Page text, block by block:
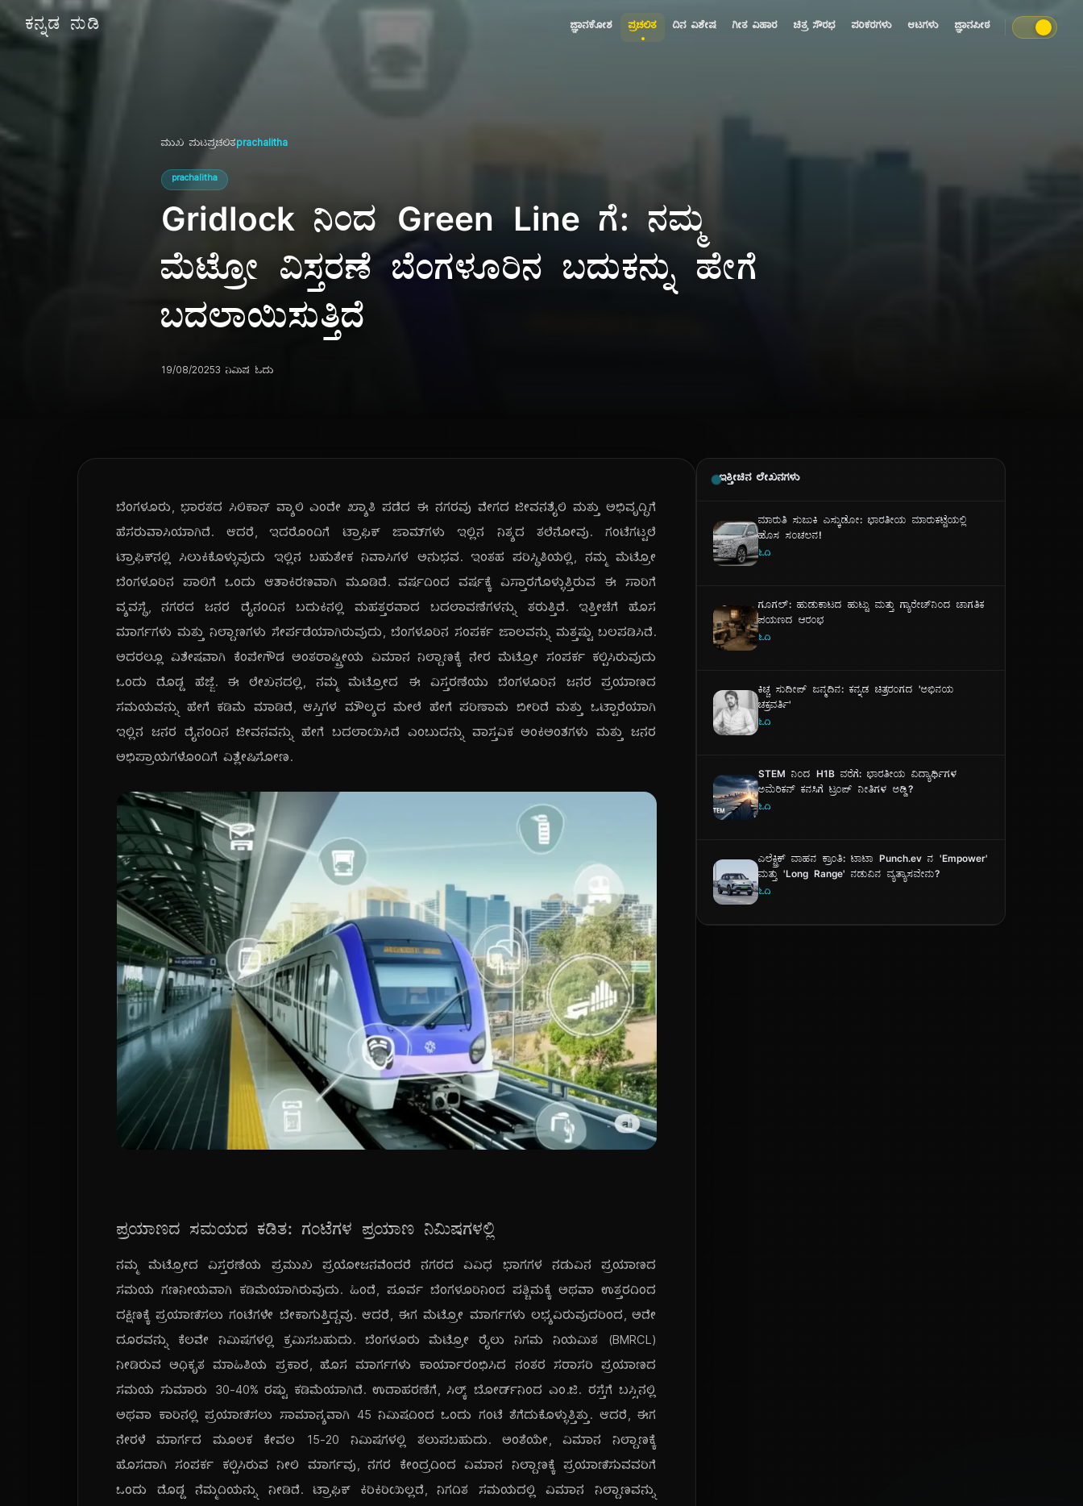
ಕನ್ನಡ ನುಡಿ ಜ್ಞಾನಕೋಶ ಪ್ರಚಲಿತ ದಿನ ವಿಶೇಷ ಗೀತ ವಿಹಾರ ಚಿತ್ರ ಸೌರಭ ಪರಿಕರಗಳು ಆಟಗಳು ಜ್ಞಾನಪೀಠ
ಮುಖ ಪುಟಪ್ರಚಲಿತprachalitha
prachalitha
Gridlock ನಿಂದ Green Line ಗೆ: ನಮ್ಮ
ಮೆಟ್ರೋ ವಿಸ್ತರಣೆ ಬೆಂಗಳೂರಿನ ಬದುಕನ್ನು ಹೇಗೆ
ಬದಲಾಯಿಸುತ್ತಿದೆ
19/08/20253 ನಿಮಿಷ ಓದು
ಬೆಂಗಳೂರು, ಭಾರತದ ಸಿಲಿಕಾನ್ ವ್ಯಾಲಿ ಎಂದೇ ಖ್ಯಾತಿ ಪಡೆದ ಈ ನಗರವು ವೇಗದ ಜೀವನಶೈಲಿ ಮತ್ತು ಅಭಿವೃದ್ಧಿಗೆ
ಹೆಸರುವಾಸಿಯಾಗಿದೆ. ಆದರೆ, ಇದರೊಂದಿಗೆ ಟ್ರಾಫಿಕ್ ಜಾಮ್‌ಗಳು ಇಲ್ಲಿನ ನಿತ್ಯದ ತಲೆನೋವು. ಗಂಟೆಗಟ್ಟಲೆ
ಟ್ರಾಫಿಕ್‌ನಲ್ಲಿ ಸಿಲುಕಿಕೊಳ್ಳುವುದು ಇಲ್ಲಿನ ಬಹುತೇಕ ನಿವಾಸಿಗಳ ಅನುಭವ. ಇಂತಹ ಪರಿಸ್ಥಿತಿಯಲ್ಲಿ, ನಮ್ಮ ಮೆಟ್ರೋ
ಬೆಂಗಳೂರಿನ ಪಾಲಿಗೆ ಒಂದು ಆಶಾಕಿರಣವಾಗಿ ಮೂಡಿದೆ. ವರ್ಷದಿಂದ ವರ್ಷಕ್ಕೆ ವಿಸ್ತಾರಗೊಳ್ಳುತ್ತಿರುವ ಈ ಸಾರಿಗೆ
ವ್ಯವಸ್ಥೆ, ನಗರದ ಜನರ ದೈನಂದಿನ ಬದುಕಿನಲ್ಲಿ ಮಹತ್ತರವಾದ ಬದಲಾವಣೆಗಳನ್ನು ತರುತ್ತಿದೆ. ಇತ್ತೀಚೆಗೆ ಹೊಸ
ಮಾರ್ಗಗಳು ಮತ್ತು ನಿಲ್ದಾಣಗಳು ಸೇರ್ಪಡೆಯಾಗಿರುವುದು, ಬೆಂಗಳೂರಿನ ಸಂಪರ್ಕ ಜಾಲವನ್ನು ಮತ್ತಷ್ಟು ಬಲಪಡಿಸಿದೆ.
ಅದರಲ್ಲೂ ವಿಶೇಷವಾಗಿ ಕೆಂಪೇಗೌಡ ಅಂತರಾಷ್ಟ್ರೀಯ ವಿಮಾನ ನಿಲ್ದಾಣಕ್ಕೆ ನೇರ ಮೆಟ್ರೋ ಸಂಪರ್ಕ ಕಲ್ಪಿಸಿರುವುದು
ಒಂದು ದೊಡ್ಡ ಹೆಜ್ಜೆ. ಈ ಲೇಖನದಲ್ಲಿ, ನಮ್ಮ ಮೆಟ್ರೋದ ಈ ವಿಸ್ತರಣೆಯು ಬೆಂಗಳೂರಿನ ಜನರ ಪ್ರಯಾಣದ
ಸಮಯವನ್ನು ಹೇಗೆ ಕಡಿಮೆ ಮಾಡಿದೆ, ಆಸ್ತಿಗಳ ಮೌಲ್ಯದ ಮೇಲೆ ಹೇಗೆ ಪರಿಣಾಮ ಬೀರಿದೆ ಮತ್ತು ಒಟ್ಟಾರೆಯಾಗಿ
ಇಲ್ಲಿನ ಜನರ ದೈನಂದಿನ ಜೀವನವನ್ನು ಹೇಗೆ ಬದಲಾಯಿಸಿದೆ ಎಂಬುದನ್ನು ವಾಸ್ತವಿಕ ಅಂಕಿಅಂಶಗಳು ಮತ್ತು ಜನರ
ಅಭಿಪ್ರಾಯಗಳೊಂದಿಗೆ ವಿಶ್ಲೇಷಿಸೋಣ.
ಪ್ರಯಾಣದ ಸಮಯದ ಕಡಿತ: ಗಂಟೆಗಳ ಪ್ರಯಾಣ ನಿಮಿಷಗಳಲ್ಲಿ
ನಮ್ಮ ಮೆಟ್ರೋದ ವಿಸ್ತರಣೆಯ ಪ್ರಮುಖ ಪ್ರಯೋಜನವೆಂದರೆ ನಗರದ ವಿವಿಧ ಭಾಗಗಳ ನಡುವಿನ ಪ್ರಯಾಣದ
ಸಮಯ ಗಣನೀಯವಾಗಿ ಕಡಿಮೆಯಾಗಿರುವುದು. ಹಿಂದೆ, ಪೂರ್ವ ಬೆಂಗಳೂರಿನಿಂದ ಪಶ್ಚಿಮಕ್ಕೆ ಅಥವಾ ಉತ್ತರದಿಂದ
ದಕ್ಷಿಣಕ್ಕೆ ಪ್ರಯಾಣಿಸಲು ಗಂಟೆಗಳೇ ಬೇಕಾಗುತ್ತಿದ್ದವು. ಆದರೆ, ಈಗ ಮೆಟ್ರೋ ಮಾರ್ಗಗಳು ಲಭ್ಯವಿರುವುದರಿಂದ, ಅದೇ
ದೂರವನ್ನು ಕೆಲವೇ ನಿಮಿಷಗಳಲ್ಲಿ ಕ್ರಮಿಸಬಹುದು. ಬೆಂಗಳೂರು ಮೆಟ್ರೋ ರೈಲು ನಿಗಮ ನಿಯಮಿತ (BMRCL)
ನೀಡಿರುವ ಅಧಿಕೃತ ಮಾಹಿತಿಯ ಪ್ರಕಾರ, ಹೊಸ ಮಾರ್ಗಗಳು ಕಾರ್ಯಾರಂಭಿಸಿದ ನಂತರ ಸರಾಸರಿ ಪ್ರಯಾಣದ
ಸಮಯ ಸುಮಾರು 30-40% ರಷ್ಟು ಕಡಿಮೆಯಾಗಿದೆ. ಉದಾಹರಣೆಗೆ, ಸಿಲ್ಕ್ ಬೋರ್ಡ್‌ನಿಂದ ಎಂ.ಜಿ. ರಸ್ತೆಗೆ ಬಸ್ಸಿನಲ್ಲಿ
ಅಥವಾ ಕಾರಿನಲ್ಲಿ ಪ್ರಯಾಣಿಸಲು ಸಾಮಾನ್ಯವಾಗಿ 45 ನಿಮಿಷದಿಂದ ಒಂದು ಗಂಟೆ ತೆಗೆದುಕೊಳ್ಳುತ್ತಿತ್ತು. ಆದರೆ, ಈಗ
ನೇರಳೆ ಮಾರ್ಗದ ಮೂಲಕ ಕೇವಲ 15-20 ನಿಮಿಷಗಳಲ್ಲಿ ತಲುಪಬಹುದು. ಅಂತೆಯೇ, ವಿಮಾನ ನಿಲ್ದಾಣಕ್ಕೆ
ಹೊಸದಾಗಿ ಸಂಪರ್ಕ ಕಲ್ಪಿಸಿರುವ ನೀಲಿ ಮಾರ್ಗವು, ನಗರ ಕೇಂದ್ರದಿಂದ ವಿಮಾನ ನಿಲ್ದಾಣಕ್ಕೆ ಪ್ರಯಾಣಿಸುವವರಿಗೆ
ಒಂದು ದೊಡ್ಡ ನೆಮ್ಮದಿಯನ್ನು ನೀಡಿದೆ. ಟ್ರಾಫಿಕ್ ಕಿರಿಕಿರಿಯಿಲ್ಲದೆ, ನಿಗದಿತ ಸಮಯದಲ್ಲಿ ವಿಮಾನ ನಿಲ್ದಾಣವನ್ನು
ಇತ್ತೀಚಿನ ಲೇಖನಗಳು
ಮಾರುತಿ ಸುಜುಕಿ ಎಸ್ಕುಡೋ: ಭಾರತೀಯ ಮಾರುಕಟ್ಟೆಯಲ್ಲಿ
ಹೊಸ ಸಂಚಲನ!
ಓದಿ
ಗೂಗಲ್: ಹುಡುಕಾಟದ ಹುಟ್ಟು ಮತ್ತು ಗ್ಯಾರೇಜ್‌ನಿಂದ ಜಾಗತಿಕ
ಪಯಣದ ಆರಂಭ
ಓದಿ
ಕಿಚ್ಚ ಸುದೀಪ್ ಜನ್ಮದಿನ: ಕನ್ನಡ ಚಿತ್ರರಂಗದ 'ಅಭಿನಯ
ಚಕ್ರವರ್ತಿ'
ಓದಿ
STEM ನಿಂದ H1B ವರೆಗೆ: ಭಾರತೀಯ ವಿದ್ಯಾರ್ಥಿಗಳ
ಅಮೆರಿಕನ್ ಕನಸಿಗೆ ಟ್ರಂಪ್ ನೀತಿಗಳ ಅಡ್ಡಿ?
ಓದಿ
ಎಲೆಕ್ಟ್ರಿಕ್ ವಾಹನ ಕ್ರಾಂತಿ: ಟಾಟಾ Punch.ev ನ 'Empower'
ಮತ್ತು 'Long Range' ನಡುವಿನ ವ್ಯತ್ಯಾಸವೇನು?
ಓದಿ